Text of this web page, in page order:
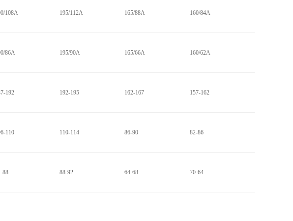
108A 195/112A 165/88A 160/84A
86A 195/90A 165/66A 160/62A
192 192-195 162-167 157-162
110 110-114 86-90 82-86
88 88-92 64-68 70-64